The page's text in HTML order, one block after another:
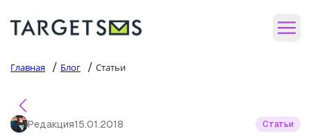
Главная / Блог / Статьи
Редакция15.01.2018 Статьи